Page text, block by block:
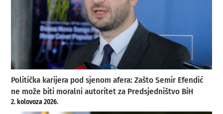
Politička karijera pod sjenom afera: Zašto Semir Efendić
ne može biti moralni autoritet za Predsjedništvo BiH
2. kolovoza 2026.